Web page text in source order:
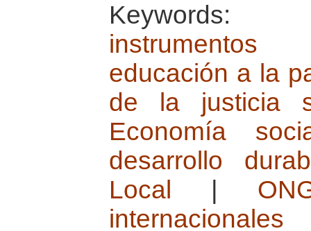
Keywords:
educación a la
de la justicia
Economía
desarrollo
Local
internacionales